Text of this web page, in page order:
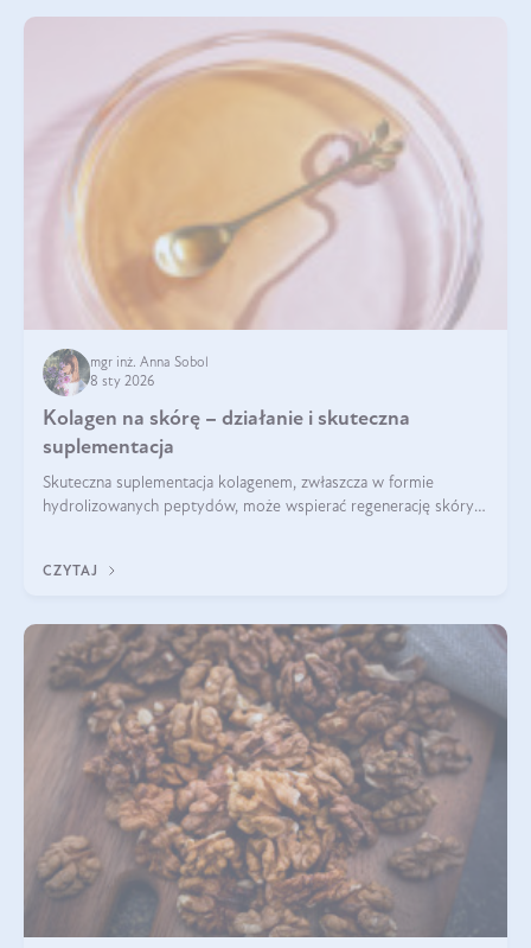
mgr inż. Anna Sobol
8 sty 2026
Kolagen na skórę – działanie i skuteczna
suplementacja
Skuteczna suplementacja kolagenem, zwłaszcza w formie
hydrolizowanych peptydów, może wspierać regenerację skóry i
CZYTAJ